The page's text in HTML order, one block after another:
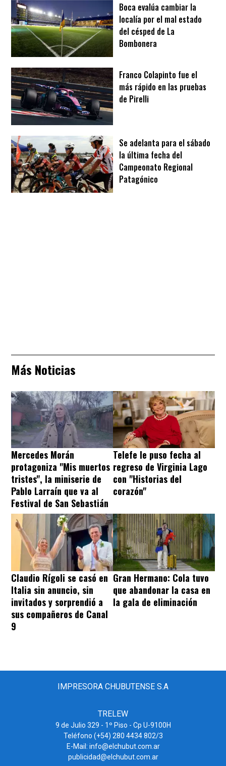
Boca evalúa cambiar la
localía por el mal estado
del césped de La
Bombonera
Franco Colapinto fue el
más rápido en las pruebas
de Pirelli
Se adelanta para el sábado
la última fecha del
Campeonato Regional
Patagónico
Más Noticias
Mercedes Morán
protagoniza "Mis muertos
tristes", la miniserie de
Pablo Larraín que va al
Festival de San Sebastián
Telefe le puso fecha al
regreso de Virginia Lago
con "Historias del
corazón"
Claudio Rígoli se casó en
Italia sin anuncio, sin
invitados y sorprendió a
sus compañeros de Canal
9
Gran Hermano: Cola tuvo
que abandonar la casa en
la gala de eliminación
IMPRESORA CHUBUTENSE S.A
TRELEW
9 de Julio 329 - 1º Piso - Cp U-9100H
Teléfono (+54) 280 4434 802/3
E-Mail: info@elchubut.com.ar
publicidad@elchubut.com.ar